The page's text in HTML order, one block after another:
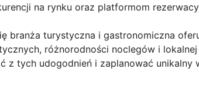
na rynku oraz platformom
branża turystyczna i gastronomiczna
różnorodności noclegów i
z tych udogodnień i zaplanować unikalny